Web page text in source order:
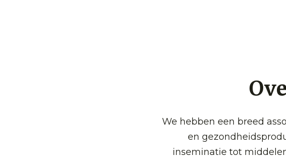
We hebben een breed
en
inseminatie tot